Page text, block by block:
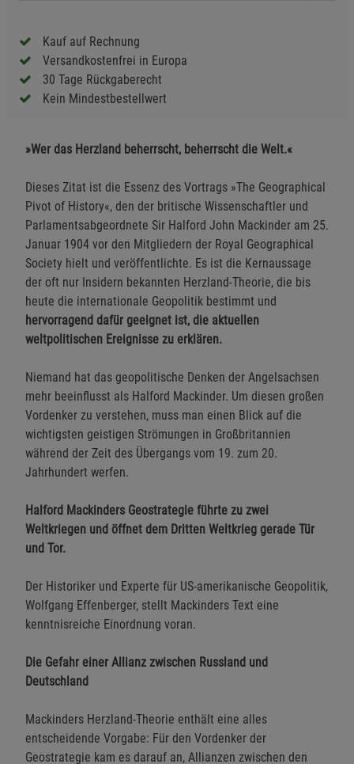
Kauf auf Rechnung
Versandkostenfrei in Europa
30 Tage Rückgaberecht
Kein Mindestbestellwert
»Wer das Herzland beherrscht, beherrscht die Welt.«
Dieses Zitat ist die Essenz des Vortrags »The Geographical
Pivot of History«, den der britische Wissenschaftler und
Parlamentsabgeordnete Sir Halford John Mackinder am 25.
Januar 1904 vor den Mitgliedern der Royal Geographical
Society hielt und veröffentlichte. Es ist die Kernaussage
der oft nur Insidern bekannten Herzland-Theorie, die bis
heute die internationale Geopolitik bestimmt und
hervorragend dafür geeignet ist, die aktuellen
weltpolitischen Ereignisse zu erklären.
Niemand hat das geopolitische Denken der Angelsachsen
mehr beeinflusst als Halford Mackinder. Um diesen großen
Vordenker zu verstehen, muss man einen Blick auf die
wichtigsten geistigen Strömungen in Großbritannien
während der Zeit des Übergangs vom 19. zum 20.
Jahrhundert werfen.
Halford Mackinders Geostrategie führte zu zwei
Weltkriegen und öffnet dem Dritten Weltkrieg gerade Tür
und Tor.
Der Historiker und Experte für US-amerikanische Geopolitik,
Wolfgang Effenberger, stellt Mackinders Text eine
kenntnisreiche Einordnung voran.
Die Gefahr einer Allianz zwischen Russland und
Deutschland
Mackinders Herzland-Theorie enthält eine alles
entscheidende Vorgabe: Für den Vordenker der
Geostrategie kam es darauf an, Allianzen zwischen den